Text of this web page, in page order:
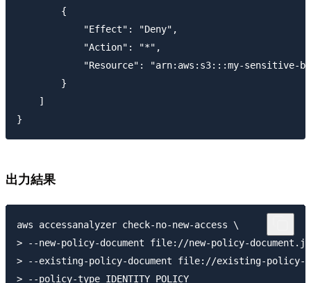
        {
            "Effect": "Deny",
            "Action": "*",
"Resource": "arn:aws:s3:::my-sensitive-
        }
    ]
出力結果
aws accessanalyzer check-no-new-access \
> --new-policy-document file://new-policy-
> --existing-policy-document file://existing-policy-
> --policy-type IDENTITY_POLICY